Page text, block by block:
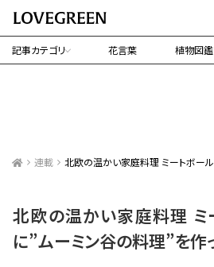
記事カテゴリ 花言葉 植物図鑑
連載 北欧の温かい家庭料理 ミートボー
北欧の温かい家庭料理 ミ
に”ムーミン谷の料理”を作